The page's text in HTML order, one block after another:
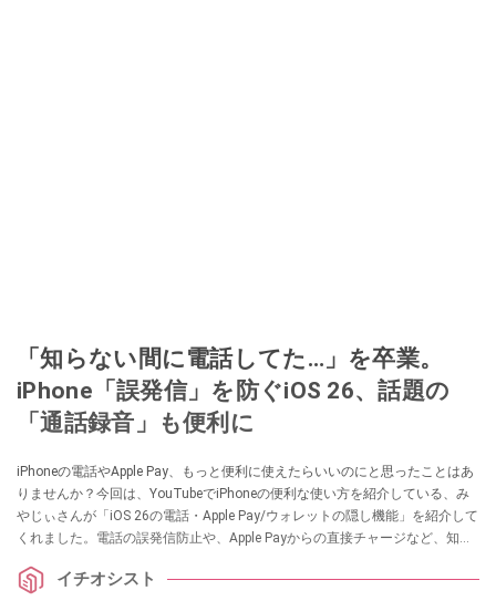
「知らない間に電話してた…」を卒業。
iPhone「誤発信」を防ぐiOS 26、話題の
「通話録音」も便利に
iPhoneの電話やApple Pay、もっと便利に使えたらいいのにと思ったことはあ
りませんか？今回は、YouTubeでiPhoneの便利な使い方を紹介している、み
やじぃさんが「iOS 26の電話・Apple Pay/ウォレットの隠し機能」を紹介して
くれました。電話の誤発信防止や、Apple Payからの直接チャージなど、知っ
イチオシスト